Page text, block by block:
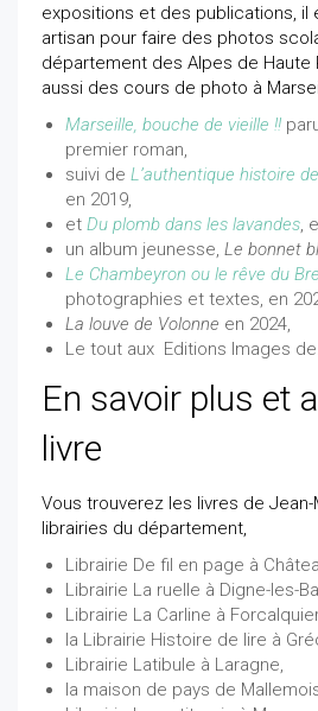
expositions et des publications, il
artisan pour faire des photos
département des Alpes de Haute
aussi des cours de photo à
Marseille, bouche de vieille !!
premier roman,
suivi de L’authentique histoire
en 2019,
et Du plomb dans les lavandes,
un album jeunesse, Le bonnet
Le Chambeyron ou le rêve du
photographies et textes, en
La louve de Volonne en 2024,
Le tout aux Editions Images
En savoir plus et
livre
Vous trouverez les livres de
librairies du département,
Librairie De fil en page à
Librairie La ruelle à Digne-les-
Librairie La Carline à
la Librairie Histoire de lire à
Librairie Latibule à Laragne,
la maison de pays de